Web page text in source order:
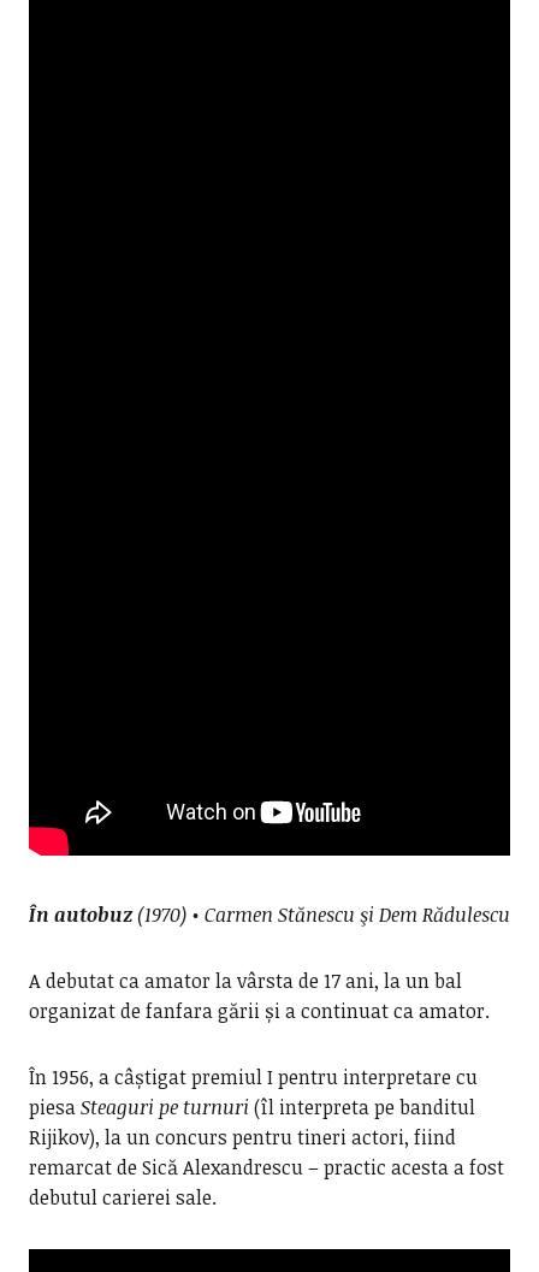
În autobuz(1970) • Carmen Stănescu şi Dem Rădulescu
A debutat ca amator la vârsta de 17 ani, la un bal
organizat de fanfara gării și a continuat ca amator.
În 1956, a câștigat premiul I pentru interpretare cu
piesaSteaguri pe turnuri (îl interpreta pe banditul
Rijikov), la un concurs pentru tineri actori, fiind
remarcat de Sică Alexandrescu – practic acesta a fost
debutul carierei sale.